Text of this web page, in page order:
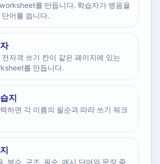
를 만듭니다. 학습자가 병음을
어를 씁니다.
자격 쓰기 칸이 같은 페이지에 있는
를 만듭니다.
지
하면 각 이름의 필순과 따라 쓰기 워크
, 부수, 구조, 필순, 예시 단어와 문장 줄